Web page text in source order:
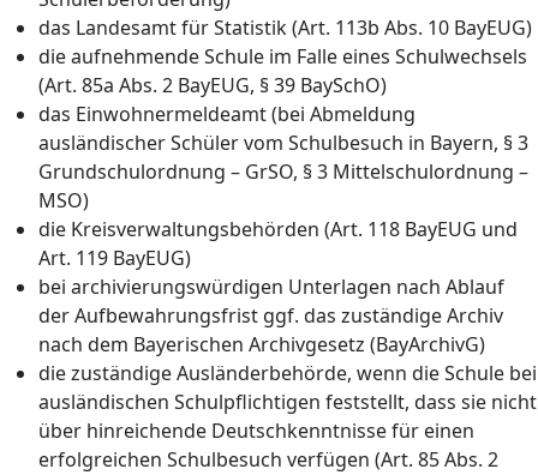
das Landesamt für Statistik (Art. 113b Abs. 10 BayEUG)
die aufnehmende Schule im Falle eines Schulwechsels
(Art. 85a Abs. 2 BayEUG, § 39 BaySchO)
das Einwohnermeldeamt (bei Abmeldung
ausländischer Schüler vom Schulbesuch in Bayern, § 3
Grundschulordnung – GrSO, § 3 Mittelschulordnung –
MSO)
die Kreisverwaltungsbehörden (Art. 118 BayEUG und
Art. 119 BayEUG)
bei archivierungswürdigen Unterlagen nach Ablauf
der Aufbewahrungsfrist ggf. das zuständige Archiv
nach dem Bayerischen Archivgesetz (BayArchivG)
die zuständige Ausländerbehörde, wenn die Schule bei
ausländischen Schulpflichtigen feststellt, dass sie nicht
über hinreichende Deutschkenntnisse für einen
erfolgreichen Schulbesuch verfügen (Art. 85 Abs. 2